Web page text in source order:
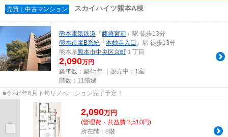
売買｜中古マンション スカイハイツ熊本A棟
熊本電気鉄道 「 藤崎宮前 」駅 徒歩13分
熊本市電B系統 「 本妙寺入口 」駅 徒歩13分
熊本県熊本市中央区京町 １丁目
2,090万円
築年数：築45年 ｜販売中： 1室
階数：11階建
■令和8年6月下旬リノベーション完了予定！
2,090万円
(管理費・共益費 8,510円)
所在階：8階